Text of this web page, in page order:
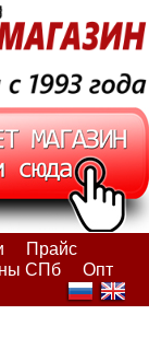
Прайс
СПб
Опт